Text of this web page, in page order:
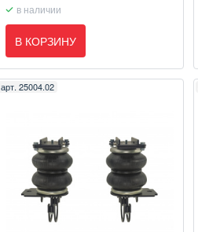
в наличии
В КОРЗИНУ
арт. 25004.02